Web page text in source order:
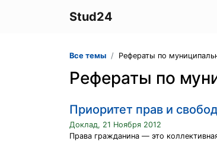
Stud24
Все темы Рефераты по
Рефераты по
Приоритет прав и
Доклад, 21 Ноября 2012
Права гражданина — это